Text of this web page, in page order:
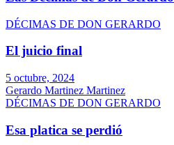
DÉCIMAS DE DON GERARDO
El juicio final
5 octubre, 2024
Gerardo Martinez Martinez
DÉCIMAS DE DON GERARDO
Esa platica se perdió